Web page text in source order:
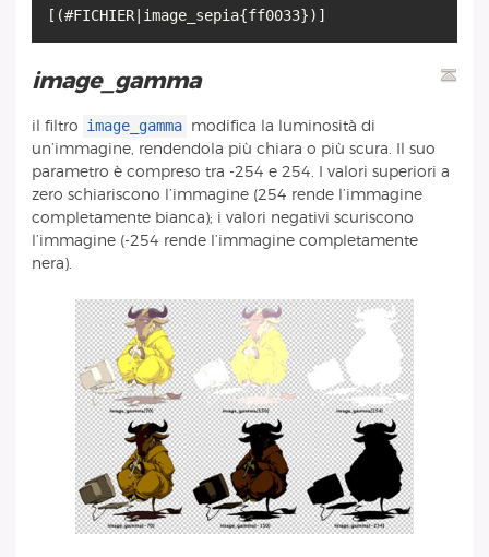
image_gamma
il filtro image_gamma modifica la luminosità di
un’immagine, rendendola più chiara o più scura. Il suo
parametro è compreso tra -254 e 254. I valori superiori a
zero schiariscono l’immagine (254 rende l’immagine
completamente bianca); i valori negativi scuriscono
l’immagine (-254 rende l’immagine completamente
nera).